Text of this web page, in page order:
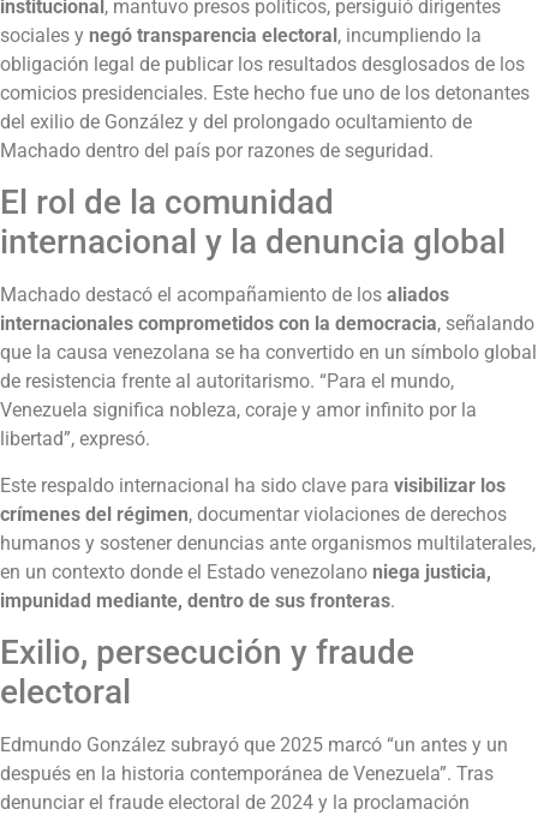
institucional, mantuvo presos políticos, persiguió dirigentes
sociales y negó transparencia electoral, incumpliendo la
obligación legal de publicar los resultados desglosados de los
comicios presidenciales. Este hecho fue uno de los detonantes
del exilio de González y del prolongado ocultamiento de
Machado dentro del país por razones de seguridad.
El rol de la comunidad
internacional y la denuncia global
Machado destacó el acompañamiento de los aliados
internacionales comprometidos con la democracia, señalando
que la causa venezolana se ha convertido en un símbolo global
de resistencia frente al autoritarismo. “Para el mundo,
Venezuela significa nobleza, coraje y amor infinito por la
libertad”, expresó.
Este respaldo internacional ha sido clave para visibilizar los
crímenes del régimen, documentar violaciones de derechos
humanos y sostener denuncias ante organismos multilaterales,
en un contexto donde el Estado venezolano niega justicia,
impunidad mediante, dentro de sus fronteras.
Exilio, persecución y fraude
electoral
Edmundo González subrayó que 2025 marcó “un antes y un
después en la historia contemporánea de Venezuela”. Tras
denunciar el fraude electoral de 2024 y la proclamación